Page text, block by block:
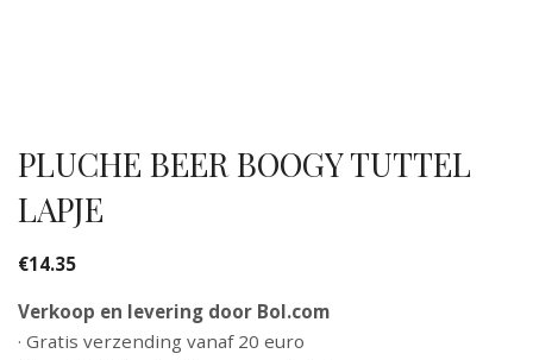
PLUCHE BEER BOOGY TUTTEL
LAPJE
€14.35
Verkoop en levering door Bol.com
· Gratis verzending vanaf 20 euro